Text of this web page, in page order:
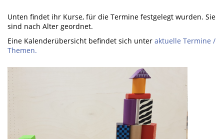
Unten findet ihr Kurse, für die Termine festgelegt wurden. Sie
sind nach Alter geordnet.
Eine Kalenderübersicht befindet sich unter aktuelle Termine /
Themen.